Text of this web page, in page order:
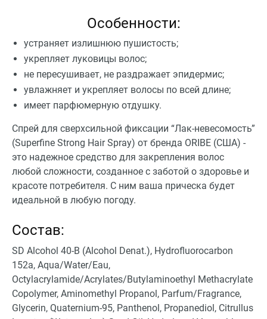
Особенности:
устраняет излишнюю пушистость;
укрепляет луковицы волос;
не пересушивает, не раздражает эпидермис;
увлажняет и укрепляет волосы по всей длине;
имеет парфюмерную отдушку.
Спрей для сверхсильной фиксации “Лак-невесомость”
(Superfine Strong Hair Spray) от бренда ORIBE (США) -
это надежное средство для закрепления волос
любой сложности, созданное с заботой о здоровье и
красоте потребителя. С ним ваша прическа будет
идеальной в любую погоду.
Состав:
SD Alcohol 40-B (Alcohol Denat.), Hydrofluorocarbon
152a, Aqua/Water/Eau,
Octylacrylamide/Acrylates/Butylaminoethyl Methacrylate
Copolymer, Aminomethyl Propanol, Parfum/Fragrance,
Glycerin, Quaternium-95, Panthenol, Propanediol, Citrullus